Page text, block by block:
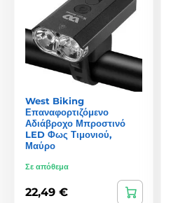
West Biking
Επαναφορτιζόμενο
Αδιάβροχο Μπροστινό
LED Φως Τιμονιού,
Μαύρο
Σε απόθεμα
22,49 €